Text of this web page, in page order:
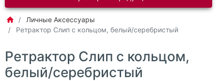
Личные Аксессуары
Ретрактор Слип с кольцом, белый/серебристый
Ретрактор Слип с кольцом,
белый/серебристый